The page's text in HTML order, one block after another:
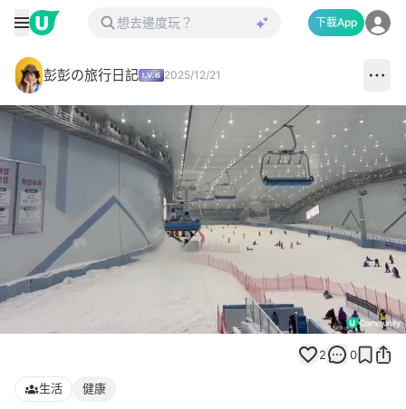
下載App
彭彭の旅行日記 2025/12/21
100.00%
Unmute
2 0
生活 健康